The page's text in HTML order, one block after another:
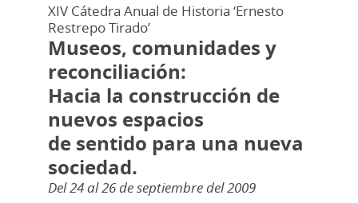
XIV Cátedra Anual de Historia ‘Ernesto
Restrepo Tirado’
Museos, comunidades y
reconciliación:
Hacia la construcción de
nuevos espacios
de sentido para una nueva
sociedad.
Del24 al 26 de septiembre del 2009